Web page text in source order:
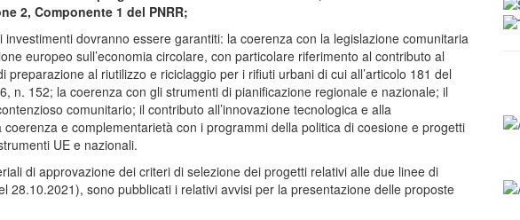
2, Componente 1 del PNRR;
investimenti dovranno essere garantiti: la coerenza con la legislazione comunitaria
europeo sull’economia circolare, con particolare riferimento al contributo al
preparazione al riutilizzo e riciclaggio per i rifiuti urbani di cui all’articolo 181 del
n. 152; la coerenza con gli strumenti di pianificazione regionale e nazionale; il
comunitario; il contributo all’innovazione tecnologica e alla
e complementarietà con i programmi della politica di coesione e progetti
UE e nazionali.
di approvazione dei criteri di selezione dei progetti relativi alle due linee di
28.10.2021), sono pubblicati i relativi avvisi per la presentazione delle proposte